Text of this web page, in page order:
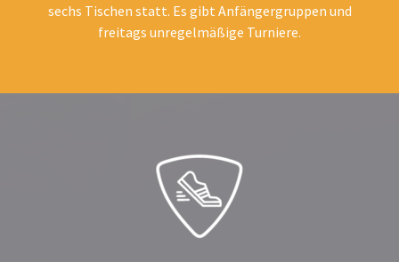
sechs Tischen statt. Es gibt Anfängergruppen und
freitags unregelmäßige Turniere.